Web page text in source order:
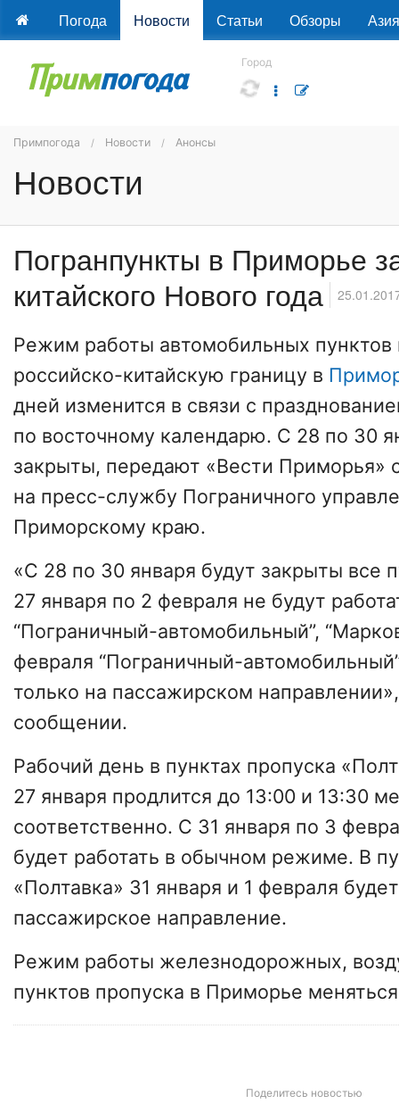
Погода Новости Статьи Обзоры Азия
Город
Примпогода Новости Анонсы
Новости
Погранпункты в Приморье
китайского Нового года
Режим работы автомобильных пунктов
российско-китайскую границу в
дней изменится в связи с
по восточному календарю. С 28 по 30
закрыты, передают «Вести Приморья»
на пресс-службу Пограничного
Приморскому краю.
«С 28 по 30 января будут закрыты все
27 января по 2 февраля не будут
“Пограничный-автомобильный”,
февраля “Пограничный-
только на пассажирском
сообщении.
Рабочий день в пунктах пропуска
27 января продлится до 13:00 и 13:30
соответственно. С 31 января по 3
будет работать в обычном режиме. В
«Полтавка» 31 января и 1 февраля
пассажирское направление.
Режим работы железнодорожных,
пунктов пропуска в Приморье
Поделитесь новостью